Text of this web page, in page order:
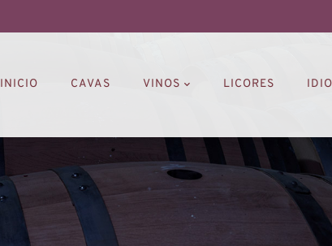
INICIO CAVAS VINOS LICORES